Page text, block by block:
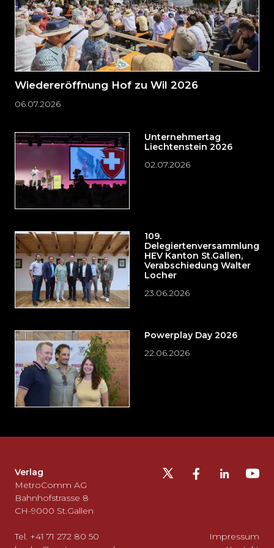
Wiedereröffnung Hof zu Wil 2026
06.07.2026
Unternehmertag
Liechtenstein 2026
02.07.2026
109.
Delegiertenversammlung
HEV Kanton St.Gallen,
Verabschiedung Walter
Locher
23.06.2026
Powerplay Day 2026
22.06.2026
auslassen
und
zurück
zum
gehen?
Verlag
MetroComm AG
Bahnhofstrasse 8
CH-9000 St.Gallen
Tel. +41 71 272 80 50
Impressum